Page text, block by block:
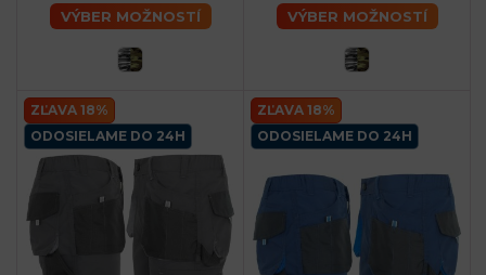
VÝBER MOŽNOSTÍ VÝBER MOŽNOSTÍ
ZĽAVA 18%
ODOSIELAME DO 24H
ZĽAVA 18%
ODOSIELAME DO 24H